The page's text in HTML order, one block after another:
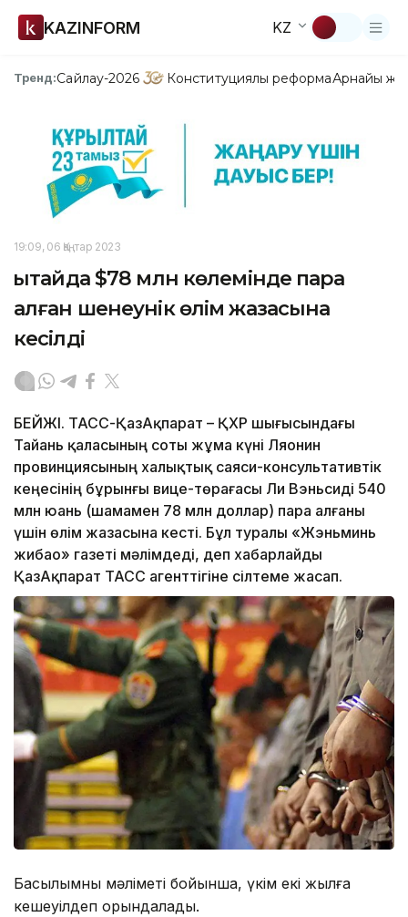
KAZINFORM KZ
Тренд:Сайлау-2026 Конституциялық реформаАрнайы
19:09, 06 Қаңтар 2023
Қытайда $78 млн көлемінде пара
алған шенеунік өлім жазасына
кесілді
БЕЙЖІҢ. ТАСС-ҚазАқпарат – ҚХР шығысындағы
Тайань қаласының соты жұма күні Ляонин
провинциясының халықтық саяси-консультативтік
кеңесінің бұрынғы вице-төрағасы Ли Вэньсиді 540
млн юань (шамамен 78 млн доллар) пара алғаны
үшін өлім жазасына кесті. Бұл туралы «Жэньминь
жибао» газеті мәлімдеді, деп хабарлайды
ҚазАқпарат ТАСС агенттігіне сілтеме жасап.
Басылымның мәліметі бойынша, үкім екі жылға
кешеуілдеп орындалады.